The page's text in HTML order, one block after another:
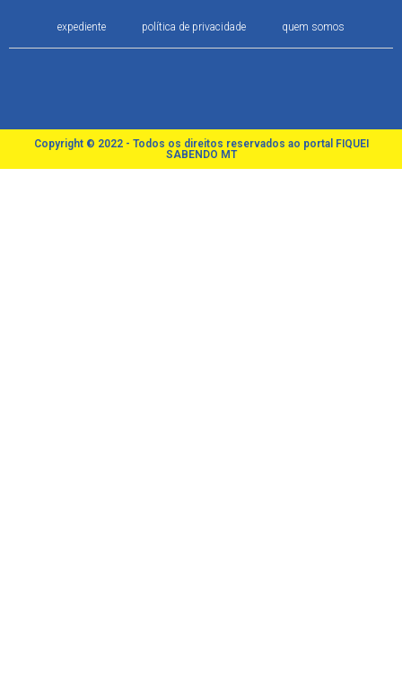
expediente política de privacidade quem somos
Copyright © 2022 - Todos os direitos reservados ao portal FIQUEI
SABENDO MT